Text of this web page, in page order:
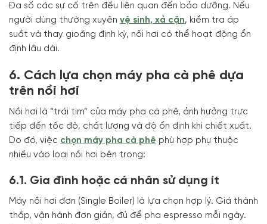
Đa số các sự cố trên đều liên quan đến bảo dưỡng. Nếu
người dùng thường xuyên vệ sinh, xả cặn, kiểm tra áp
suất và thay gioăng định kỳ, nồi hơi có thể hoạt động ổn
định lâu dài.
6. Cách lựa chọn máy pha cà phê dựa
trên nồi hơi
Nồi hơi là “trái tim” của máy pha cà phê, ảnh hưởng trực
tiếp đến tốc độ, chất lượng và độ ổn định khi chiết xuất.
Do đó, việc chọn máy pha cà phê phù hợp phụ thuộc
nhiều vào loại nồi hơi bên trong:
6.1. Gia đình hoặc cá nhân sử dụng ít
Máy nồi hơi đơn (Single Boiler) là lựa chọn hợp lý. Giá thành
thấp, vận hành đơn giản, đủ để pha espresso mỗi ngày.